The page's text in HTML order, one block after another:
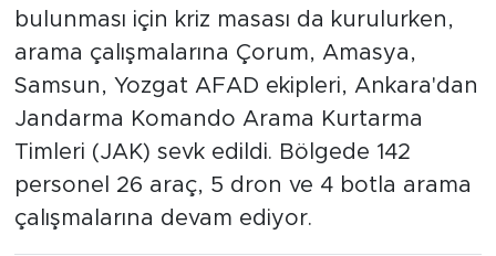
bulunması için kriz masası da kurulurken,
arama çalışmalarına Çorum, Amasya,
Samsun, Yozgat AFAD ekipleri, Ankara'dan
Jandarma Komando Arama Kurtarma
Timleri (JAK) sevk edildi. Bölgede 142
personel 26 araç, 5 dron ve 4 botla arama
çalışmalarına devam ediyor.